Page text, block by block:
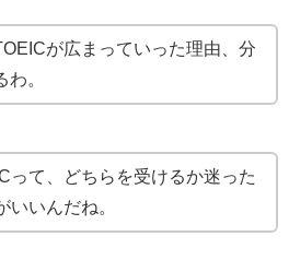
が広まっていった理由、分
。
って、どちらを受けるか迷った
いいんだね。